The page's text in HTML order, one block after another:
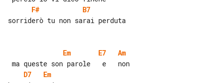
F#
B7
sorriderò tu non sarai perduta
Em E7
Am
D7
Em